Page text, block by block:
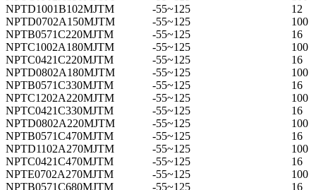
NPTD1001B102MJTM
-55~125
12
NPTD0702A150MJTM
-55~125
100
NPTB0571C220MJTM
-55~125
16
NPTC1002A180MJTM
-55~125
100
NPTC0421C220MJTM
-55~125
16
NPTD0802A180MJTM
-55~125
100
NPTB0571C330MJTM
-55~125
16
NPTC1202A220MJTM
-55~125
100
NPTC0421C330MJTM
-55~125
16
NPTD0802A220MJTM
-55~125
100
NPTB0571C470MJTM
-55~125
16
NPTD1102A270MJTM
-55~125
100
NPTC0421C470MJTM
-55~125
16
NPTE0702A270MJTM
-55~125
100
NPTB0571C680MJTM
-55~125
16